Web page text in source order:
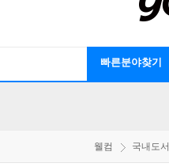
빠른분야찾기
웰컴 국내도서